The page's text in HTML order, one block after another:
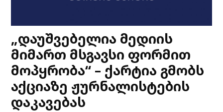
„დაუშვებელია მედიის
მიმართ მსგავსი ფორმით
მოპყრობა“ – ქარტია გმობს
აქციაზე ჟურნალისტების
დაკავებას